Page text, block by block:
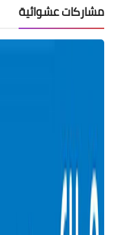
مشاركات عشوائية